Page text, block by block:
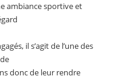
ambiance sportive et
il s’agit de l’une des
donc de leur rendre